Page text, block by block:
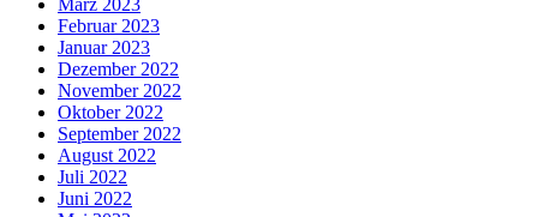
Februar 2023
Januar 2023
Dezember 2022
November 2022
Oktober 2022
September 2022
August 2022
Juli 2022
Juni 2022